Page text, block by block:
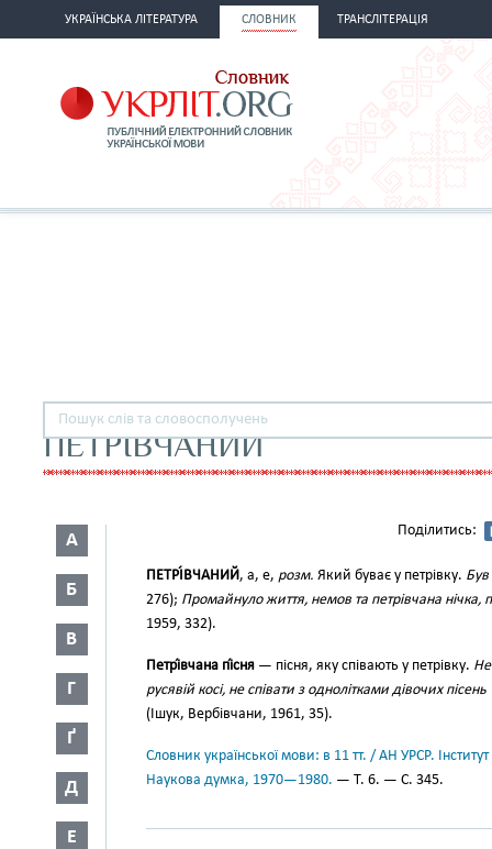
УКРАЇНСЬКА ЛІТЕРАТУРА СЛОВНИК ТРАНСЛІТЕРАЦІЯ
ПЕТРІВЧАНИЙ
А
Б
В
Г
Ґ
Д
Е
Поділитись:
ПЕТРІ́ВЧАНИЙ, а, е, розм. Який буває у петрівку. Був
276); Промайнуло життя, немов та петрівчана нічка,
1959, 332).
Петрі́вчана пі́сня — пісня, яку співають у петрівку. Не
русявій косі, не співати з однолітками дівочих
(Ішук, Вербівчани, 1961, 35).
Словник української мови: в 11 тт. / АН УРСР.
Наукова думка, 1970—1980. — Т. 6. — С. 345.